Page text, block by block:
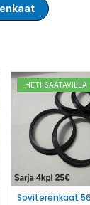
HETI SAATAVILLA